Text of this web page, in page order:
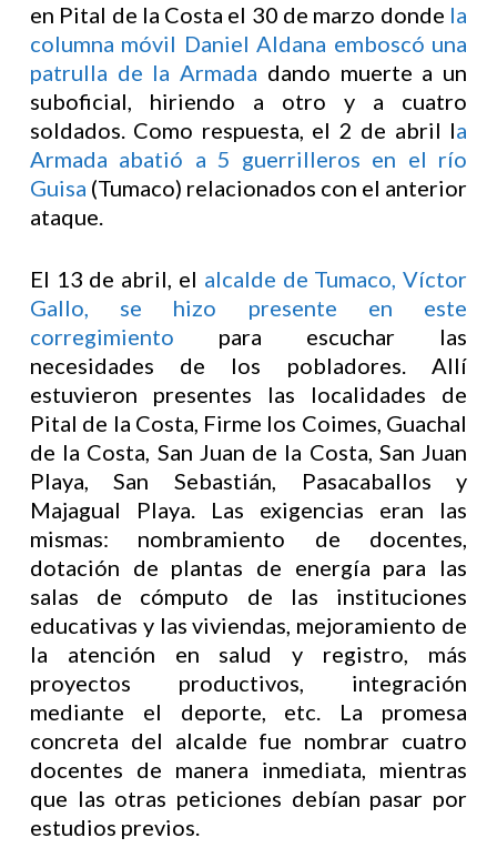
en Pital de la Costa el 30 de marzo donde la
columna móvil Daniel Aldana emboscó una
patrulla de la Armada dando muerte a un
suboficial, hiriendo a otro y a cuatro
soldados. Como respuesta, el 2 de abril la
Armada abatió a 5 guerrilleros en el río
Guisa (Tumaco) relacionados con el anterior
ataque.
El 13 de abril, el alcalde de Tumaco, Víctor
Gallo, se hizo presente en este
corregimiento para escuchar las
necesidades de los pobladores. Allí
estuvieron presentes las localidades de
Pital de la Costa, Firme los Coimes, Guachal
de la Costa, San Juan de la Costa, San Juan
Playa, San Sebastián, Pasacaballos y
Majagual Playa. Las exigencias eran las
mismas: nombramiento de docentes,
dotación de plantas de energía para las
salas de cómputo de las instituciones
educativas y las viviendas, mejoramiento de
la atención en salud y registro, más
proyectos productivos, integración
mediante el deporte, etc. La promesa
concreta del alcalde fue nombrar cuatro
docentes de manera inmediata, mientras
que las otras peticiones debían pasar por
estudios previos.